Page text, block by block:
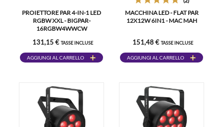
PROIETTORE PAR 4-IN-1 LED
RGBW XXL - BIGPAR-
16RGBW4WWCW
131,15 € TASSE INCLUSE
AGGIUNGI AL CARRELLO
MACCHINA LED - FLAT PAR
12X12W 6IN1 - MAC MAH
151,48 € TASSE INCLUSE
AGGIUNGI AL CARRELLO